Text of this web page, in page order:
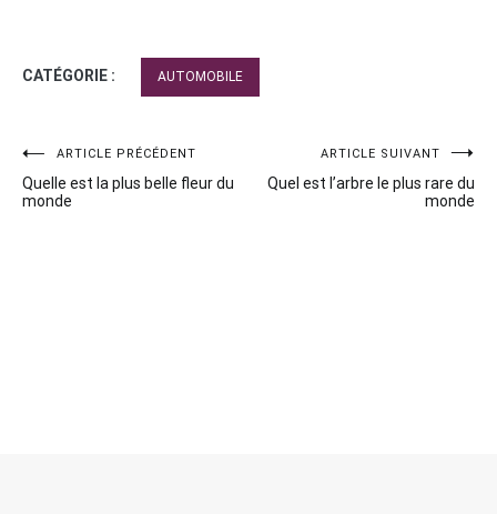
CATÉGORIE : AUTOMOBILE
Navigation
de
ARTICLE PRÉCÉDENT
Quelle est la plus belle fleur du
monde
ARTICLE SUIVANT
Quel est l’arbre le plus rare du
monde